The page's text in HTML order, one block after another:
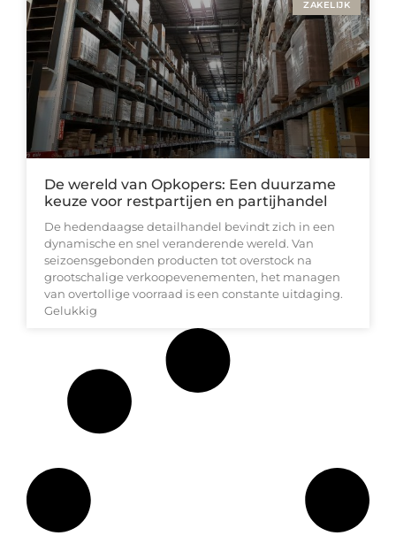
ZAKELIJK
De wereld van Opkopers: Een duurzame
keuze voor restpartijen en partijhandel
De hedendaagse detailhandel bevindt zich in een
dynamische en snel veranderende wereld. Van
seizoensgebonden producten tot overstock na
grootschalige verkoopevenementen, het managen
van overtollige voorraad is een constante uitdaging.
Gelukkig